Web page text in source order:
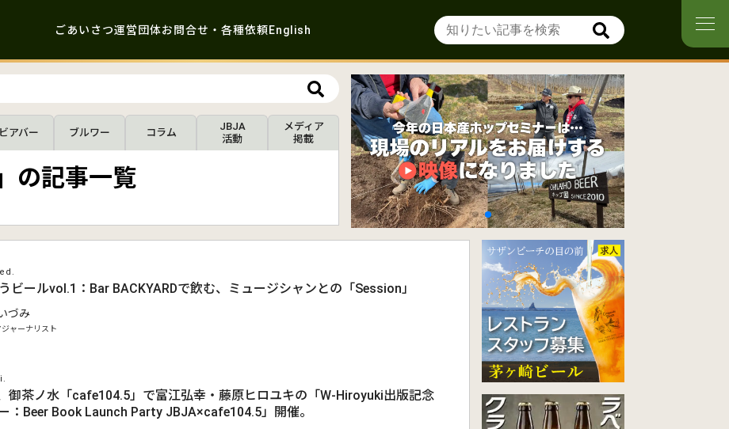
ごあいさつ運営団体お問合せ・各種依頼English
ビアバー ブルワー コラム
JBJA
活動
メディア
掲載
の記事一覧
ビールvol.1：Bar BACKYARDで飲む、ミュージシャンとの「Session」
づみ
ジャーナリスト
御茶ノ水「cafe104.5」で富江弘幸・藤原ヒロユキの「W-Hiroyuki出版記念
：Beer Book Launch Party JBJA×cafe104.5」開催。